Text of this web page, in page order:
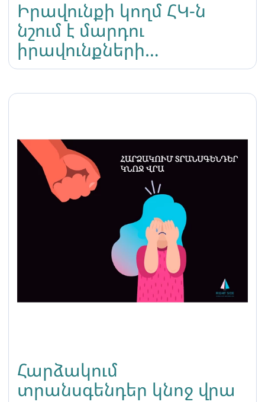
Իրավունքի կողմ ՀԿ-ն
նշում է մարդու
իրավունքների
միջազգային օրը
Հարձակում
տրանսգենդեր կնոջ վրա